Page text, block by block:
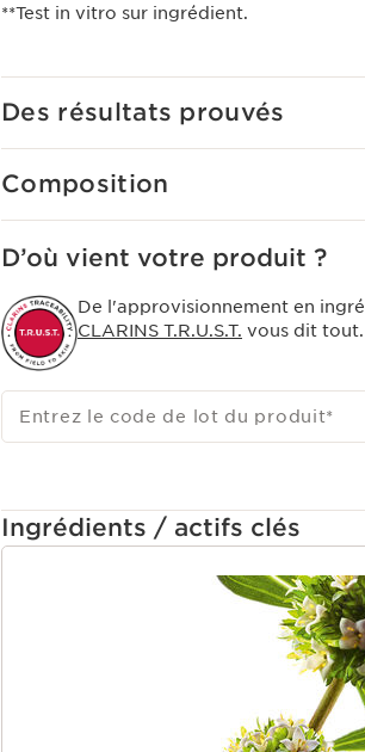
**Test in vitro sur ingrédient.
Des résultats prouvés
Composition
D’où vient votre produit ?
De l'approvisionnement en
CLARINS T.R.U.S.T. vous dit tout.
Entrez le code de lot du produit*
Ingrédients / actifs clés